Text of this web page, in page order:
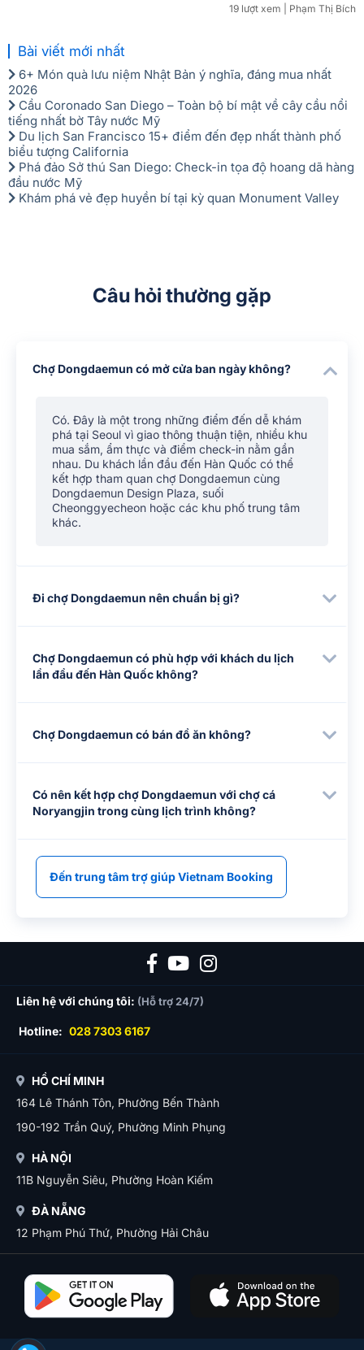
19 lượt xem | Phạm Thị Bích
Bài viết mới nhất
6+ Món quà lưu niệm Nhật Bản ý nghĩa, đáng mua nhất
2026
Cầu Coronado San Diego – Toàn bộ bí mật về cây cầu nổi
tiếng nhất bờ Tây nước Mỹ
Du lịch San Francisco 15+ điểm đến đẹp nhất thành phố
biểu tượng California
Phá đảo Sở thú San Diego: Check-in tọa độ hoang dã hàng
đầu nước Mỹ
Khám phá vẻ đẹp huyền bí tại kỳ quan Monument Valley
Câu hỏi thường gặp
Chợ Dongdaemun có mở cửa ban ngày không?
Có. Đây là một trong những điểm đến dễ khám
phá tại Seoul vì giao thông thuận tiện, nhiều khu
mua sắm, ẩm thực và điểm check-in nằm gần
nhau. Du khách lần đầu đến Hàn Quốc có thể
kết hợp tham quan chợ Dongdaemun cùng
Dongdaemun Design Plaza, suối
Cheonggyecheon hoặc các khu phố trung tâm
khác.
Đi chợ Dongdaemun nên chuẩn bị gì?
Chợ Dongdaemun có phù hợp với khách du lịch
lần đầu đến Hàn Quốc không?
Chợ Dongdaemun có bán đồ ăn không?
Có nên kết hợp chợ Dongdaemun với chợ cá
Noryangjin trong cùng lịch trình không?
Đến trung tâm trợ giúp Vietnam Booking
Liên hệ với chúng tôi: (Hỗ trợ 24/7)
Hotline: 028 7303 6167
HỒ CHÍ MINH
164 Lê Thánh Tôn, Phường Bến Thành
190-192 Trần Quý, Phường Minh Phụng
HÀ NỘI
11B Nguyễn Siêu, Phường Hoàn Kiếm
ĐÀ NẴNG
12 Phạm Phú Thứ, Phường Hải Châu